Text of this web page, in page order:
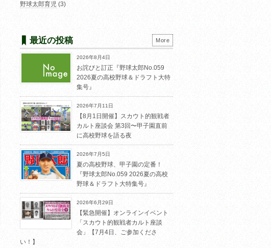
野球太郎育児 (3)
最近の投稿
2026年8月4日
お詫びと訂正『野球太郎No.059
2026夏の高校野球＆ドラフト大特
集号』
2026年7月11日
【8月1日開催】スカウト的観戦者
カルト座談会 第3回〜甲子園直前
に高校野球を語る夜
2026年7月5日
夏の高校野球、甲子園の定番！
『野球太郎No.059 2026夏の高校
野球＆ドラフト大特集号』
2026年6月29日
【緊急開催】オンラインイベント
「スカウト的観戦者カルト座談
会」【7月4日、ご参加くださ
い！】
More